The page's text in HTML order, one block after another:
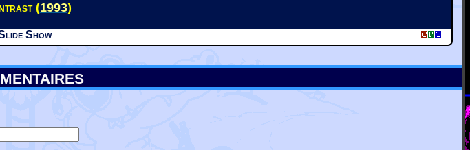
(1993)
Show